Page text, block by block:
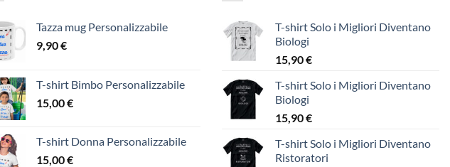
Tazza mug Personalizzabile
9,90€
T-shirt Bimbo Personalizzabile
15,00€
T-shirt Donna Personalizzabile
15,00€
T-shirt Solo i Migliori Diventano
Biologi
15,90€
T-shirt Solo i Migliori Diventano
Biologi
15,90€
T-shirt Solo i Migliori Diventano
Ristoratori